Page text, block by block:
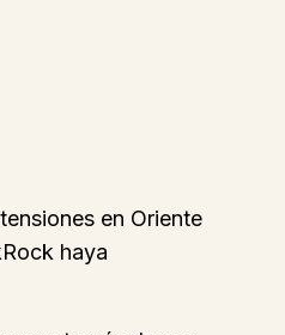
en Oriente
haya